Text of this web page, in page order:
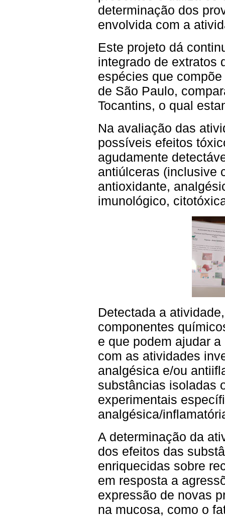
determinação dos
envolvida com a
Este projeto dá
integrado de extratos
espécies que
de São Paulo,
Tocantins, o qual
Na avaliação das
possíveis efeitos
agudamente
antiúlceras (inclusive
antioxidante,
imunológico,
Detectada a
componentes
e que podem ajudar
com as atividades
analgésica e/ou
substâncias isoladas
experimentais
analgésica/
A determinação da
dos efeitos das
enriquecidas sobre
em resposta a
expressão de novas
na mucosa, como o